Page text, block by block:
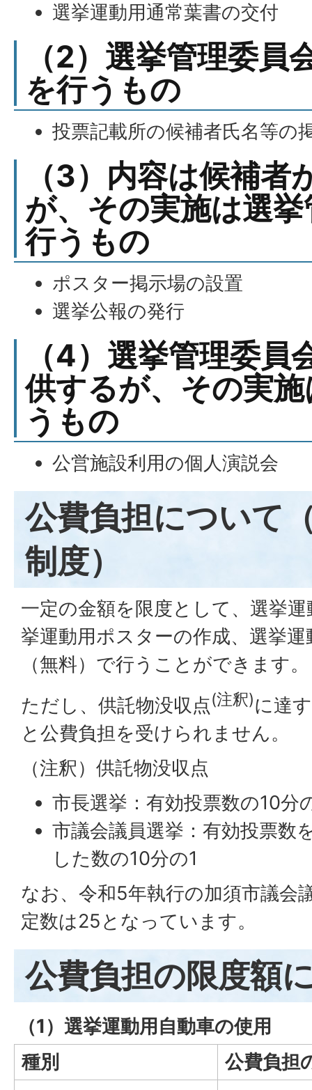
選挙運動用通常葉書の交付
（2）選挙管理委員
を行うもの
投票記載所の候補者氏名等の
（3）内容は候補者
が、その実施は選
行うもの
ポスター掲示場の設置
選挙公報の発行
（4）選挙管理委員
供するが、その実
うもの
公営施設利用の個人演説会
公費負担について
制度）
一定の金額を限度として、選挙
挙運動用ポスターの作成、選挙
（無料）で行うことができます。
ただし、供託物没収点(注釈)に達
と公費負担を受けられません。
（注釈）供託物没収点
市長選挙：有効投票数の10分
市議会議員選挙：有効投票数
した数の10分の1
なお、令和5年執行の加須市議会
定数は25となっています。
公費負担の限度額
（1）選挙運動用自動車の使用
種別
公費負担